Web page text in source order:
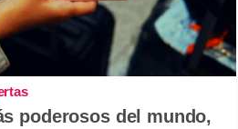
poderosos del mundo,